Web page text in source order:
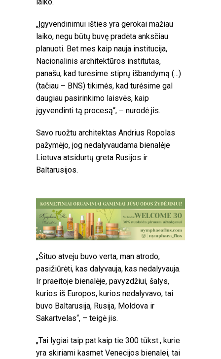
„Įgyvendinimui išties yra gerokai mažiau
laiko, negu būtų buvę pradėta anksčiau
planuoti. Bet mes kaip nauja institucija,
Nacionalinis architektūros institutas,
panašu, kad turėsime stiprų išbandymą (...)
(tačiau – BNS) tikimės, kad turėsime gal
daugiau pasirinkimo laisvės, kaip
įgyvendinti tą procesą“, – nurodė jis.
Savo ruožtu architektas Andrius Ropolas
pažymėjo, jog nedalyvaudama bienalėje
Lietuva atsidurtų greta Rusijos ir
Baltarusijos.
„Šituo atveju buvo verta, man atrodo,
pasižiūrėti, kas dalyvauja, kas nedalyvauja.
Ir praeitoje bienalėje, pavyzdžiui, šalys,
kurios iš Europos, kurios nedalyvavo, tai
buvo Baltarusija, Rusija, Moldova ir
Sakartvelas“, – teigė jis.
„Tai lygiai taip pat kaip tie 300 tūkst., kurie
yra skiriami kasmet Venecijos bienalei, tai